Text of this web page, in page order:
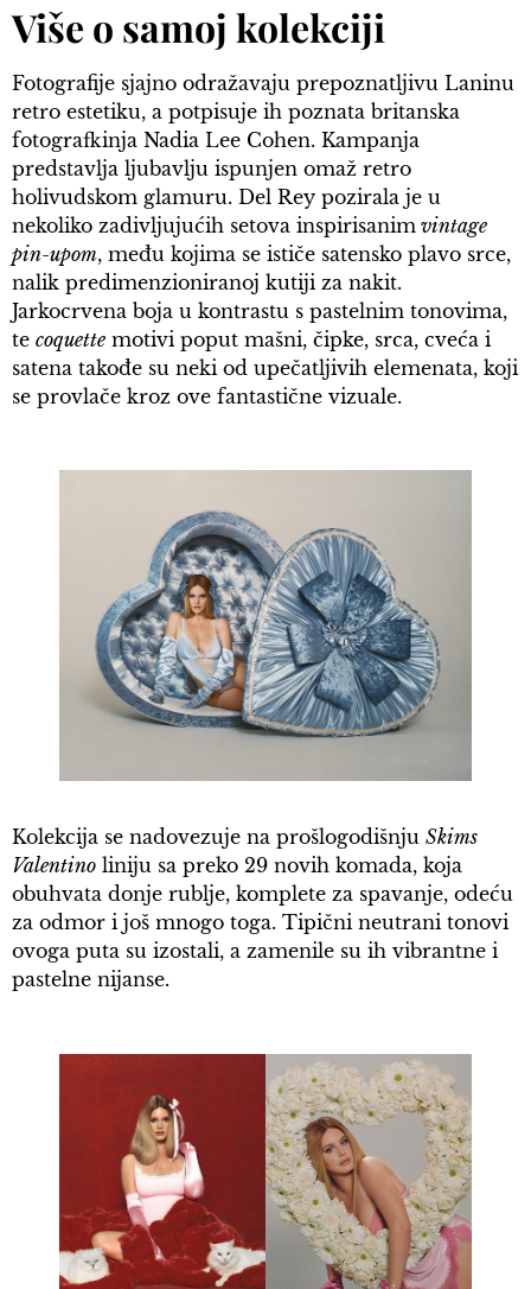
Više o samoj kolekciji
Fotografije sjajno odražavaju prepoznatljivu Laninu
retro estetiku, a potpisuje ih poznata britanska
fotografkinja Nadia Lee Cohen. Kampanja
predstavlja ljubavlju ispunjen omaž retro
holivudskom glamuru. Del Rey pozirala je u
nekoliko zadivljujućih setova inspirisanim vintage
pin-upom, među kojima se ističe satensko plavo srce,
nalik predimenzioniranoj kutiji za nakit.
Jarkocrvena boja u kontrastu s pastelnim tonovima,
te coquette motivi poput mašni, čipke, srca, cveća i
satena takođe su neki od upečatljivih elemenata, koji
se provlače kroz ove fantastične vizuale.
Kolekcija se nadovezuje na prošlogodišnju Skims
Valentino liniju sa preko 29 novih komada, koja
obuhvata donje rublje, komplete za spavanje, odeću
za odmor i još mnogo toga. Tipični neutrani tonovi
ovoga puta su izostali, a zamenile su ih vibrantne i
pastelne nijanse.